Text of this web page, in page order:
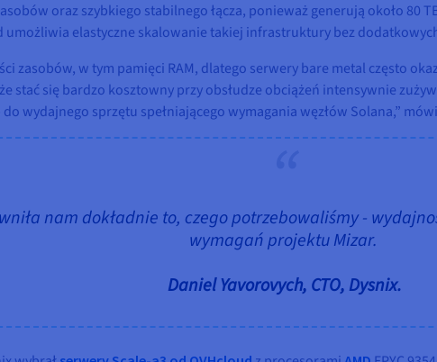
oraz szybkiego stabilnego łącza, ponieważ generują około 80
umożliwia elastyczne skalowanie takiej infrastruktury bez
zasobów, w tym pamięci RAM, dlatego serwery bare metal często
stać się bardzo kosztowny przy obsłudze obciążeń intensywnie
wydajnego sprzętu spełniającego wymagania węzłów Solana,”
nam dokładnie to, czego potrzebowaliśmy -
wymagań projektu Mizar.
Daniel Yavorovych, CTO, Dysnix.